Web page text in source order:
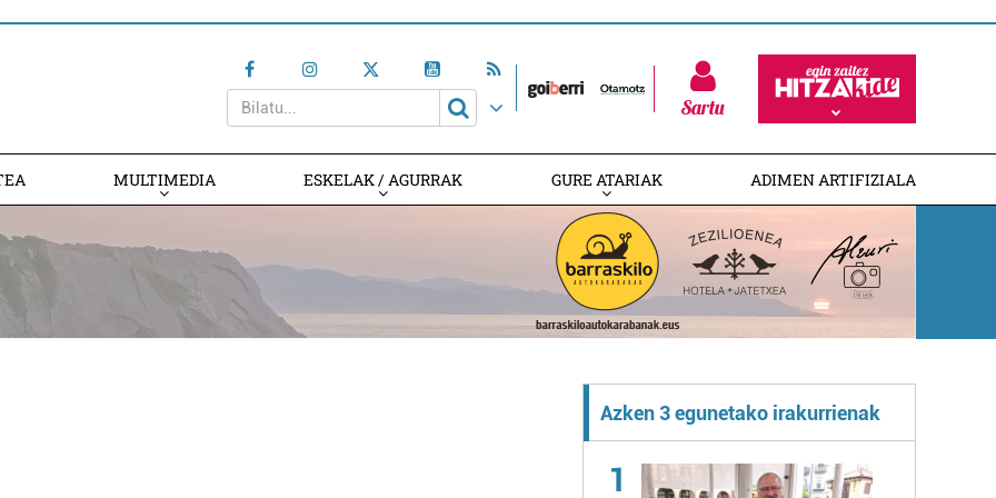
Sartu
MULTIMEDIA ESKELAK / AGURRAK GURE ATARIAK ADIMEN ARTIFIZIALA
Azken 3 egunetako irakurrienak
1